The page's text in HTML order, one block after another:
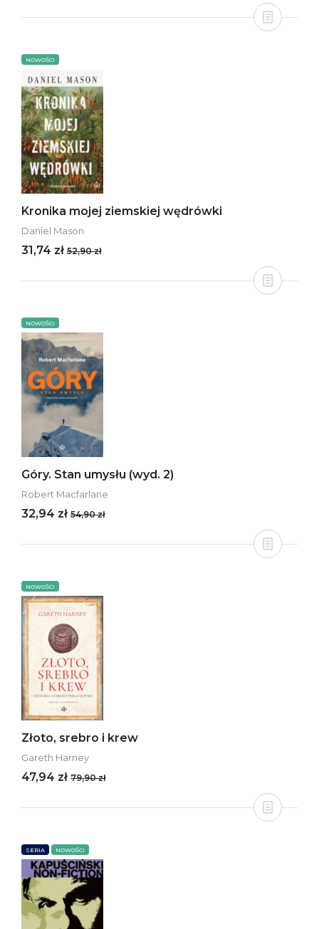
NOWOŚCI
Kronika mojej ziemskiej wędrówki
Daniel Mason
31,74 zł 52,90 zł
NOWOŚCI
Góry. Stan umysłu (wyd. 2)
Robert Macfarlane
32,94 zł 54,90 zł
NOWOŚCI
Złoto, srebro i krew
Gareth Harney
47,94 zł 79,90 zł
SERIA NOWOŚCI